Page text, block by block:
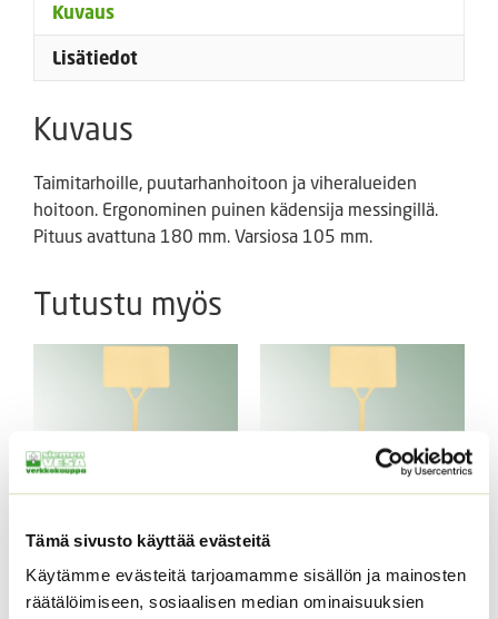
Tämä sivusto käyttää evästeitä
Käytämme evästeitä tarjoamamme sisällön ja mainosten
räätälöimiseen, sosiaalisen median ominaisuuksien
Kuvaus
Lisätiedot
Kuvaus
Taimitarhoille, puutarhanhoitoon ja viheralueiden
hoitoon. Ergonominen puinen kädensija messingillä.
Pituus avattuna 180 mm. Varsiosa 105 mm.
Tutustu myös
Taimistokilpi 8 x 12 cm
15,50€ – 55,00€Hintaluokka:
Sisältää
Taimistokilpi 9 x 14 cm
18,50€ – 65,90€Hintaluokka:
Sisältää